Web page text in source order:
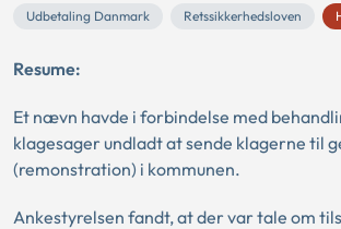
Udbetaling Danmark
Retssikkerhedsloven
Resume:
Et nævn havde i forbindelse med
klagesager undladt at sende klagerne til
(remonstration) i kommunen.
Ankestyrelsen fandt, at der var tale om